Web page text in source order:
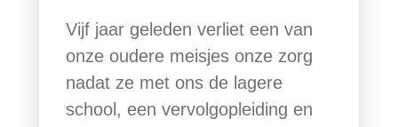
Vijf jaar geleden verliet een van
onze oudere meisjes onze zorg
nadat ze met ons de lagere
school, een vervolgopleiding en